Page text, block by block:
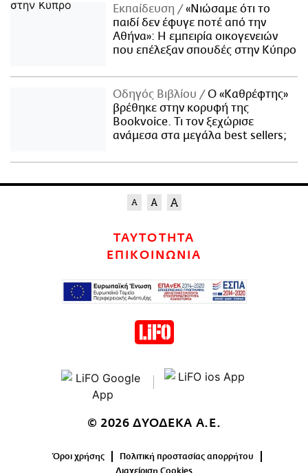
Εκπαίδευση
«Νιώσαμε ότι το
παιδί δεν έφυγε ποτέ από την
Αθήνα»: Η εμπειρία οικογενειών
που επέλεξαν σπουδές στην Κύπρο
Οδηγός Βιβλίου
Ο «Καθρέφτης»
βρέθηκε στην κορυφή της
Bookvoice. Τι τον ξεχώρισε
ανάμεσα στα μεγάλα best sellers;
ΤΑΥΤΟΤΗΤΑ
ΕΠΙΚΟΙΝΩΝΙΑ
© 2026 ΔΥΟΔΕΚΑ Α.Ε.
Όροι χρήσης
Πολιτική προστασίας απορρήτου
Διαχείριση Cookies